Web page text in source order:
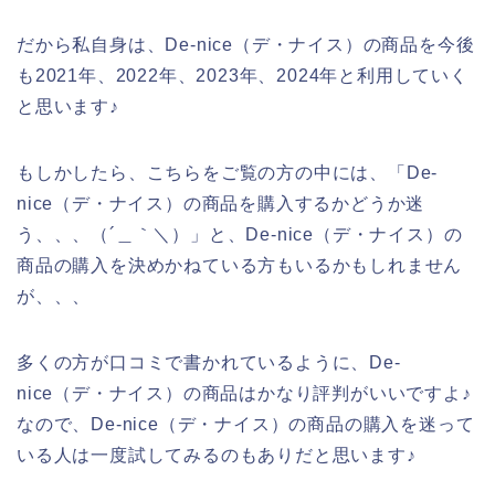
だから私自身は、De-nice（デ・ナイス）の商品を今後
も2021年、2022年、2023年、2024年と利用していく
と思います♪
もしかしたら、こちらをご覧の方の中には、「De-
nice（デ・ナイス）の商品を購入するかどうか迷
う、、、（´＿｀＼）」と、De-nice（デ・ナイス）の
商品の購入を決めかねている方もいるかもしれません
が、、、
多くの方が口コミで書かれているように、De-
nice（デ・ナイス）の商品はかなり評判がいいですよ♪
なので、De-nice（デ・ナイス）の商品の購入を迷って
いる人は一度試してみるのもありだと思います♪